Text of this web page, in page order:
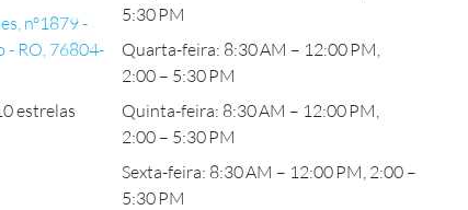
nº1879 -
- RO, 76804-
estrelas
5:30 PM
Quarta-feira: 8:30 AM – 12:00 PM,
2:00 – 5:30 PM
Quinta-feira: 8:30 AM – 12:00 PM,
2:00 – 5:30 PM
Sexta-feira: 8:30 AM – 12:00 PM, 2:00 –
5:30 PM